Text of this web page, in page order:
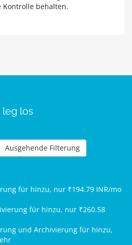
Kontrolle behalten.
los
Ausgehende Filterung
für hinzu, nur ₹194.79 INR/mo
für hinzu, nur ₹260.58
und Archivierung für hinzu,